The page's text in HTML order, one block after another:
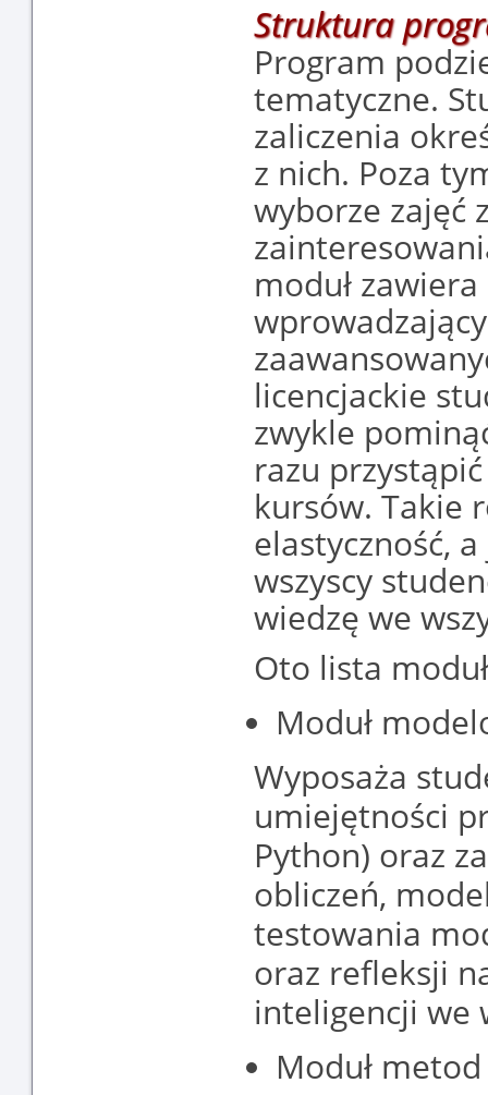
Struktura
Program
tematyczne.
zaliczenia
z nich. Poza
wyborze zajęć
moduł
licencjackie
zwykle
razu
kursów. Takie
elastyczność,
wszyscy
wiedzę we
Oto lista
Moduł
Wyposaża
umiejętności
Python) oraz
obliczeń,
testowania
oraz refleksji
inteligencji we
Moduł